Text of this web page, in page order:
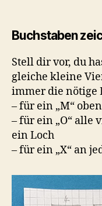
Buchstaben
Stell dir vor, du
gleiche kleine
immer die nötige
– für ein „M“
– für ein „O“ alle
ein Loch
– für ein „X“ an